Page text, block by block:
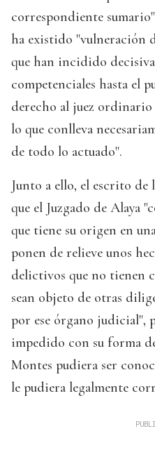
correspondiente
ha existido "vulneración
que han incidido
competenciales hasta el
derecho al juez
lo que conlleva
de todo lo actuado".
Junto a ello, el escrito de
que el Juzgado de Alaya
que tiene su origen en
ponen de relieve unos
delictivos que no tienen
sean objeto de otras
por ese órgano judicial",
impedido con su forma
Montes pudiera ser
le pudiera legalmente